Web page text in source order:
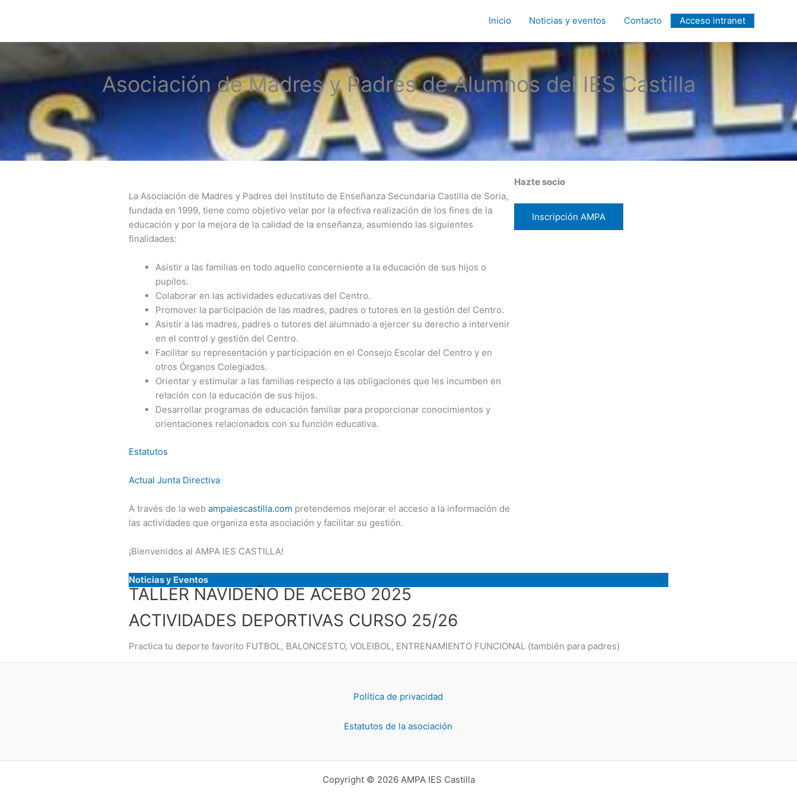
Inicio Noticias y eventos Contacto Acceso intranet
Asociación de Madres y Padres de Alumnos del IES Castilla
La Asociación de Madres y Padres del Instituto de Enseñanza Secundaria Castilla de Soria,
fundada en 1999, tiene como objetivo velar por la efectiva realización de los fines de la
educación y por la mejora de la calidad de la enseñanza, asumiendo las siguientes
finalidades:
Asistir a las familias en todo aquello concerniente a la educación de sus hijos o
pupilos.
Colaborar en las actividades educativas del Centro.
Promover la participación de las madres, padres o tutores en la gestión del Centro.
Asistir a las madres, padres o tutores del alumnado a ejercer su derecho a intervenir
en el control y gestión del Centro.
Facilitar su representación y participación en el Consejo Escolar del Centro y en
otros Órganos Colegiados.
Orientar y estimular a las familias respecto a las obligaciones que les incumben en
relación con la educación de sus hijos.
Desarrollar programas de educación familiar para proporcionar conocimientos y
orientaciones relacionados con su función educativa.
Estatutos
Actual Junta Directiva
A través de la web ampaiescastilla.com pretendemos mejorar el acceso a la información de
las actividades que organiza esta asociación y facilitar su gestión.
¡Bienvenidos al AMPA IES CASTILLA!
Hazte socio
Inscripción AMPA
Noticias y Eventos
TALLER NAVIDEÑO DE ACEBO 2025
ACTIVIDADES DEPORTIVAS CURSO 25/26
Practica tu deporte favorito FUTBOL, BALONCESTO, VOLEIBOL, ENTRENAMIENTO FUNCIONAL (también para padres)
Política de privacidad
Estatutos de la asociación
Copyright © 2026 AMPA IES Castilla